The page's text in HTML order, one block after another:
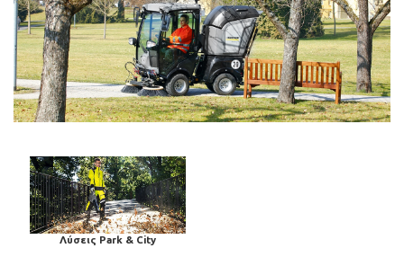
Λύσεις Park & City